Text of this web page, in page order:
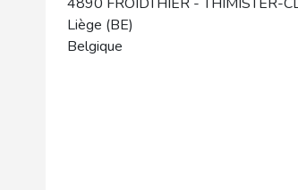
Liège (BE)
Belgique